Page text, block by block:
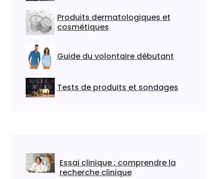
Produits dermatologiques et
cosmétiques
Guide du volontaire débutant
Tests de produits et sondages
Essai clinique : comprendre la
recherche clinique